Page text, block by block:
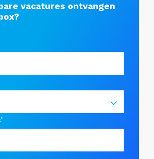
vacatures ontvangen